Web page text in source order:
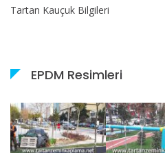
Tartan Kauçuk Bilgileri
EPDM Resimleri